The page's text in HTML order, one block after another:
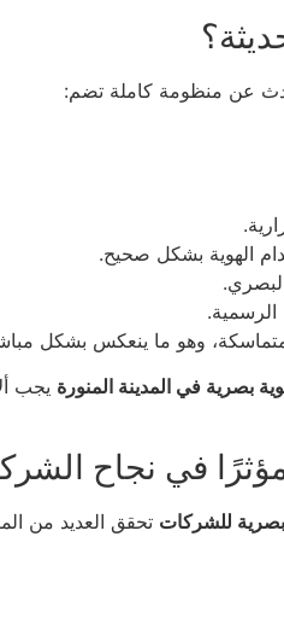
عن منظومة كاملة تضم:
الهوية بشكل صحيح.
وهو ما ينعكس بشكل
بصرية في المدينة المنورة يجب
في نجاح
للشركات تحقق العديد من